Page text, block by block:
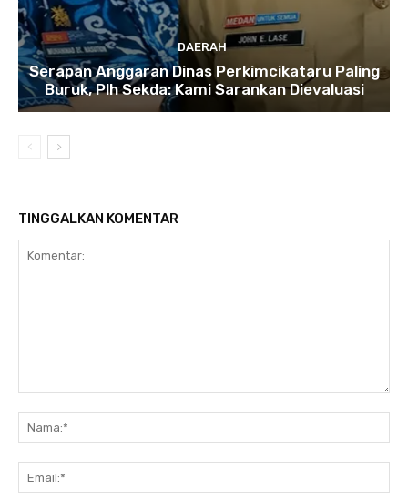
DAERAH
Serapan Anggaran Dinas Perkimcikataru Paling
Buruk, Plh Sekda: Kami Sarankan Dievaluasi
TINGGALKAN KOMENTAR